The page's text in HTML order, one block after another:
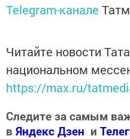
Telegram-канале
Читайте новости
национальном
https://max.ru/
Следите за самым
в Яндекс Дзен и